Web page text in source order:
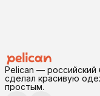
Pelican —
сделал красивую
простым.